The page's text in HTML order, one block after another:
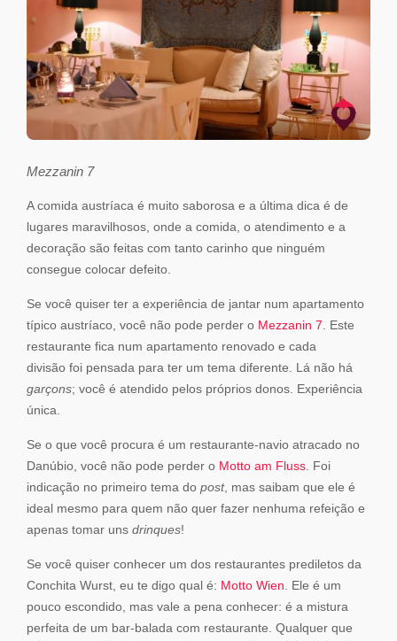
Mezzanin 7
A comida austríaca é muito saborosa e a última dica é de
lugares maravilhosos, onde a comida, o atendimento e a
decoração são feitas com tanto carinho que ninguém
consegue colocar defeito.
Se você quiser ter a experiência de jantar num apartamento
típico austríaco, você não pode perder o Mezzanin 7 . Este
restaurante fica num apartamento renovado e cada
divisão foi pensada para ter um tema diferente. Lá não há
garçons; você é atendido pelos próprios donos. Experiência
única.
Se o que você procura é um restaurante-navio atracado no
Danúbio, você não pode perder o Motto am Fluss . Foi
indicação no primeiro tema do post, mas saibam que ele é
ideal mesmo para quem não quer fazer nenhuma refeição e
apenas tomar uns drinques!
Se você quiser conhecer um dos restaurantes prediletos da
Conchita Wurst, eu te digo qual é: Motto Wien . Ele é um
pouco escondido, mas vale a pena conhecer: é a mistura
perfeita de um bar-balada com restaurante. Qualquer que